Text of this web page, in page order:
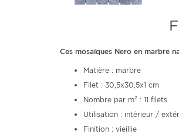
Ces mosaïques Nero en marbre
Matière : marbre
Filet : 30,5x30,5x1 cm
Nombre par m² : 11 filets
Utilisation : intérieur /
Finition : vieillie